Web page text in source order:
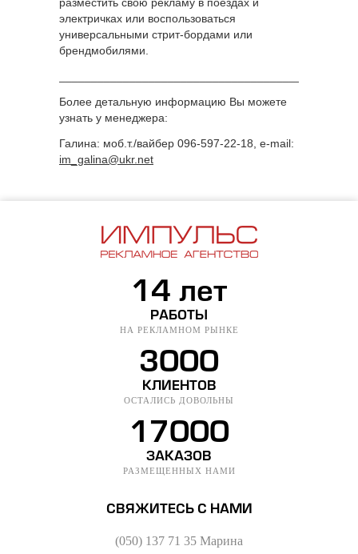
электричках или воспользоваться
универсальными стрит-бордами или
брендмобилями.
Более детальную информацию Вы можете
узнать у менеджера:
Галина: моб.т./вайбер 096-597-22-18, e-mail:
im_galina@ukr.net
14 лет
РАБОТЫ
НА РЕКЛАМНОМ РЫНКЕ
3000
КЛИЕНТОВ
ОСТАЛИСЬ ДОВОЛЬНЫ
17000
ЗАКАЗОВ
РАЗМЕЩЕННЫХ НАМИ
СВЯЖИТЕСЬ С НАМИ
(050) 137 71 35 Марина